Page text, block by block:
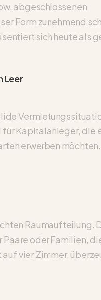
abgeschlossenen
Form zunehmend
sich heute als
Leer
für Kapitalanleger, die
erwerben
Raumaufteilung.
oder Familien,
vier Zimmer,